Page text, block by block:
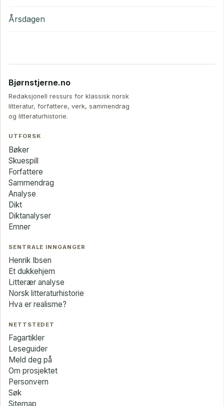
Årsdagen
Bjørnstjerne.no
Redaksjonell ressurs for klassisk norsk
litteratur, forfattere, verk, sammendrag
og litteraturhistorie.
UTFORSK
Bøker
Skuespill
Forfattere
Sammendrag
Analyse
Dikt
Diktanalyser
Emner
SENTRALE INNGANGER
Henrik Ibsen
Et dukkehjem
Litterær analyse
Norsk litteraturhistorie
Hva er realisme?
NETTSTEDET
Fagartikler
Leseguider
Meld deg på
Om prosjektet
Personvern
Søk
Sitemap